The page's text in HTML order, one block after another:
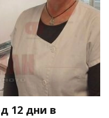
12 дни в